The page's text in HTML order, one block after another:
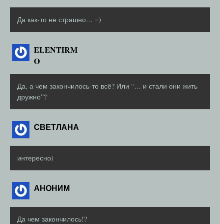
Да как-то не страшно… =)
ELENTIRM
O
Да, а чем закончилось-то всё? Или “… и стали они жить
дружно”?
СВЕТЛАНА
интересно)
АНОНИМ
Да чем закончилось!?